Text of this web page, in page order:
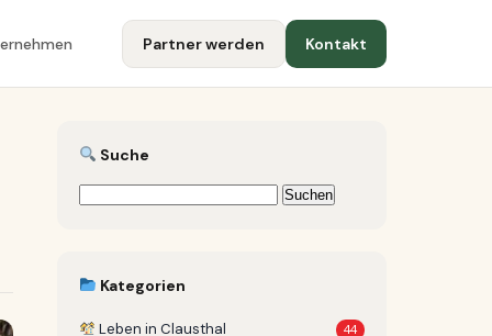
Partner werden Kontakt
Suche
Suchen
Kategorien
Leben in Clausthal 44